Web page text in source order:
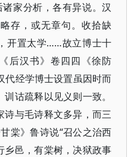
家分析，各有异说。汉
存，或无章句。收拾缺
开置太学……故立博士十
后汉书》卷四四《徐防
代经学博士设置虽因时而
诂疏释以见义则一致。
诗与毛诗释文多异，而三
棠》鲁诗说“召公之治西
乡邑，有棠树，决狱政事